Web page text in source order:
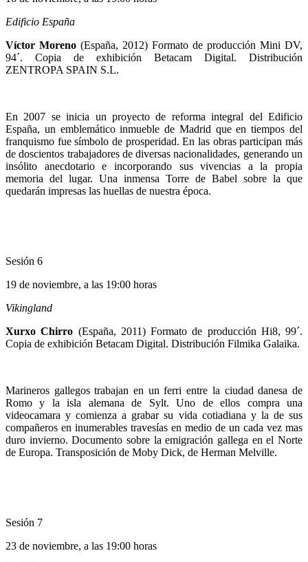
Edificio España
Víctor Moreno (España, 2012) Formato de producción Mini DV,
94´. Copia de exhibición Betacam Digital. Distribución
ZENTROPA SPAIN S.L.
En 2007 se inicia un proyecto de reforma integral del Edificio
España, un emblemático inmueble de Madrid que en tiempos del
franquismo fue símbolo de prosperidad. En las obras participan más
de doscientos trabajadores de diversas nacionalidades, generando un
insólito anecdotario e incorporando sus vivencias a la propia
memoria del lugar. Una inmensa Torre de Babel sobre la que
quedarán impresas las huellas de nuestra época.
Sesión 6
19 de noviembre, a las 19:00 horas
Vikingland
Xurxo Chirro (España, 2011) Formato de producción Hi8, 99´.
Copia de exhibición Betacam Digital. Distribución Filmika Galaika.
Marineros gallegos trabajan en un ferri entre la ciudad danesa de
Romo y la isla alemana de Sylt. Uno de ellos compra una
videocamara y comienza a grabar su vida cotiadiana y la de sus
compañeros en inumerables travesías en medio de un cada vez mas
duro invierno. Documento sobre la emigración gallega en el Norte
de Europa. Transposición de Moby Dick, de Herman Melville.
Sesión 7
23 de noviembre, a las 19:00 horas